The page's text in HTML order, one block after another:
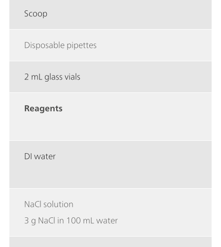
Scoop
Disposable pipettes
2 mL glass vials
Reagents
DI water
NaCl solution
3 g NaCl in 100 mL water